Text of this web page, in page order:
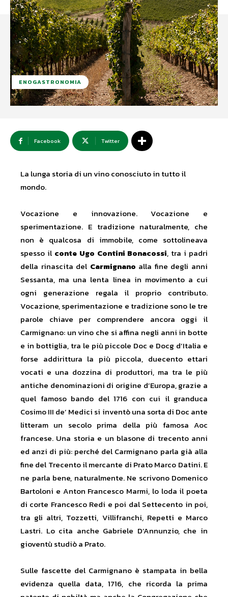
ENOGASTRONOMIA
Facebook Twitter
La lunga storia di un vino conosciuto in tutto il
mondo.
Vocazione e innovazione. Vocazione e
sperimentazione. E tradizione naturalmente, che
non è qualcosa di immobile, come sottolineava
spesso il conte Ugo Contini Bonacossi, tra i padri
della rinascita del Carmignano alla fine degli anni
Sessanta, ma una lenta linea in movimento a cui
ogni generazione regala il proprio contributo.
Vocazione, sperimentazione e tradizione sono le tre
parole chiave per comprendere ancora oggi il
Carmignano: un vino che si affina negli anni in botte
e in bottiglia, tra le più piccole Doc e Docg d’Italia e
forse addirittura la più piccola, duecento ettari
vocati e una dozzina di produttori, ma tra le più
antiche denominazioni di origine d’Europa, grazie a
quel famoso bando del 1716 con cui il granduca
Cosimo III de’ Medici si inventò una sorta di Doc ante
litteram un secolo prima della più famosa Aoc
francese. Una storia e un blasone di trecento anni
ed anzi di più: perché del Carmignano parla già alla
fine del Trecento il mercante di Prato Marco Datini. E
ne parla bene, naturalmente. Ne scrivono Domenico
Bartoloni e Anton Francesco Marmi, lo loda il poeta
di corte Francesco Redi e poi dal Settecento in poi,
tra gli altri, Tozzetti, Villifranchi, Repetti e Marco
Lastri. Lo cita anche Gabriele D’Annunzio, che in
gioventù studiò a Prato.
Sulle fascette del Carmignano è stampata in bella
evidenza quella data, 1716, che ricorda la prima